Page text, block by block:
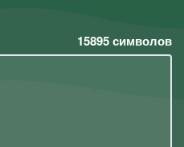
15895символов